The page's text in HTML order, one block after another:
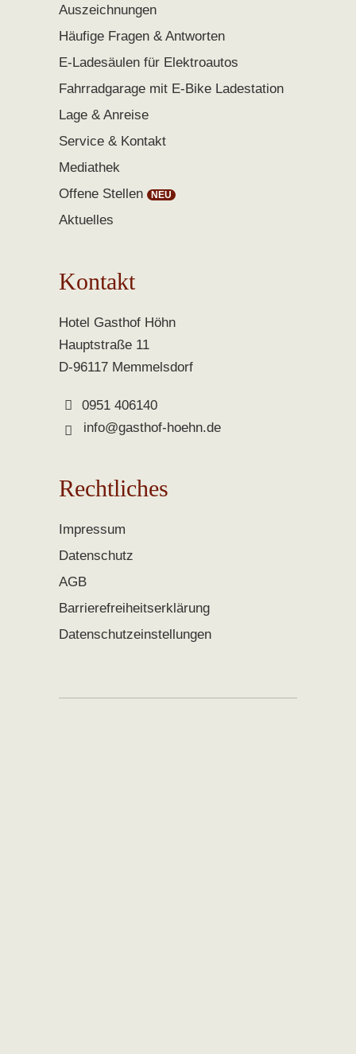
Auszeichnungen
Häufige Fragen & Antworten
E-Ladesäulen für Elektroautos
Fahrradgarage mit E-Bike Ladestation
Lage & Anreise
Service & Kontakt
Mediathek
Offene Stellen
Aktuelles
Kontakt
Hotel Gasthof Höhn
Hauptstraße 11
D-96117 Memmelsdorf
0951 406140
info@gasthof-hoehn.de
Rechtliches
Impressum
Datenschutz
AGB
Barrierefreiheitserklärung
Datenschutzeinstellungen